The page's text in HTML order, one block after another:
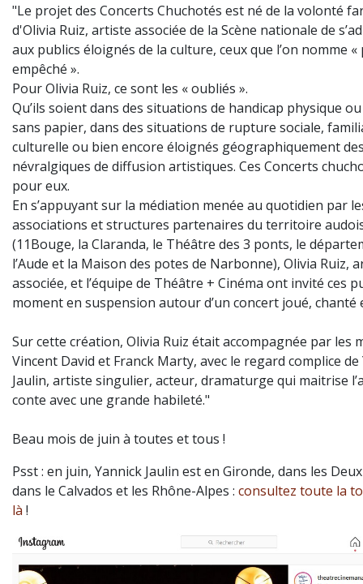
"Le projet des Concerts Chuchotés est né de la volonté
d'Olivia Ruiz, artiste associée de la Scène nationale de
aux publics éloignés de la culture, ceux que l’on nomme «
empêché ».
Pour Olivia Ruiz, ce sont les « oubliés ».
Qu’ils soient dans des situations de handicap physique
sans papier, dans des situations de rupture sociale,
culturelle ou bien encore éloignés géographiquement
névralgiques de diffusion artistiques. Ces Concerts
pour eux.
En s’appuyant sur la médiation menée au quotidien par
associations et structures partenaires du territoire
(11Bouge, la Claranda, le Théâtre des 3 ponts, le
l’Aude et la Maison des potes de Narbonne), Olivia Ruiz,
associée, et l’équipe de Théâtre + Cinéma ont invité ces
moment en suspension autour d’un concert joué, chanté
Sur cette création, Olivia Ruiz était accompagnée par les
Vincent David et Franck Marty, avec le regard complice de
Jaulin, artiste singulier, acteur, dramaturge qui maitrise
conte avec une grande habileté."
Beau mois de juin à toutes et tous !
Psst : en juin, Yannick Jaulin est en Gironde, dans les
dans le Calvados et les Rhône-Alpes : consultez toute la
là !